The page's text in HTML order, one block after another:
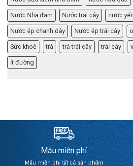
Nước Nha đam Nước trái cây nước yến
Nước ép chanh dây Nước ép trái cây
Sức khoẻ trà trà trái cây trái cây
ít đường
Mẫu miễn phí
Mẫu miễn phí tất cả sản phẩm